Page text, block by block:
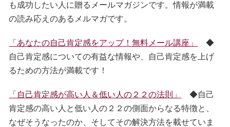
も成功したい人に贈るメールマガジンです。情報が満載
の読み応えのあるメルマガです。
「あなたの自己肯定感をアップ！無料メール講座」
◆
自己肯定感についての有益な情報や、自己肯定感を上げ
るための方法が満載です！
「自己肯定感が高い人＆低い人の２２の法則」
◆自己
肯定感の高い人と低い人の２２の側面からなる特徴と、
なぜそうなったのか、そしてその解決方法を載せていま